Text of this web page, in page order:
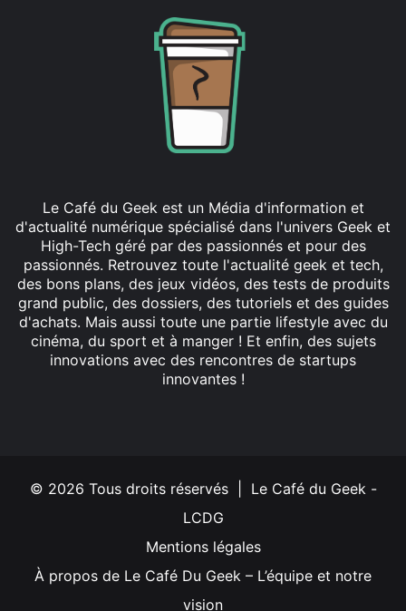
Le Café du Geek est un Média d'information et
d'actualité numérique spécialisé dans l'univers Geek et
High-Tech géré par des passionnés et pour des
passionnés. Retrouvez toute l'actualité geek et tech,
des bons plans, des jeux vidéos, des tests de produits
grand public, des dossiers, des tutoriels et des guides
d'achats. Mais aussi toute une partie lifestyle avec du
cinéma, du sport et à manger ! Et enfin, des sujets
innovations avec des rencontres de startups
innovantes !
© 2026 Tous droits réservés | Le Café du Geek -
LCDG
Mentions légales
À propos de Le Café Du Geek – L’équipe et notre
vision